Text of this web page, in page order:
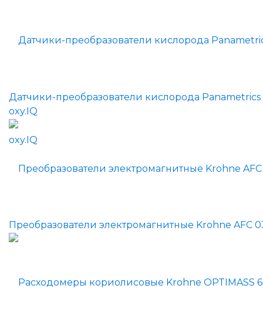
Датчики-преобразователи кислорода Panametrics
oxy.IQ
Преобразователи электромагнитные Krohne AFC